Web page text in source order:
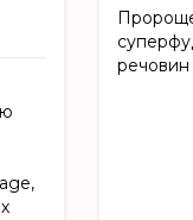
речовин